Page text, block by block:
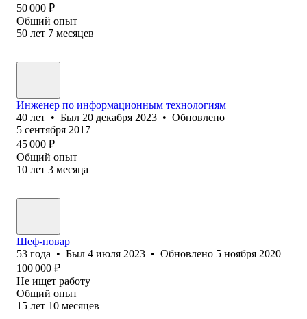
50 000 ₽
Общий опыт
50 лет 7 месяцев
Инженер по информационным технологиям
40 лет • Был 20 декабря 2023 • Обновлено
5 сентября 2017
45 000 ₽
Общий опыт
10 лет 3 месяца
Шеф-повар
53 года • Был 4 июля 2023 • Обновлено 5 ноября 2020
100 000 ₽
Не ищет работу
Общий опыт
15 лет 10 месяцев